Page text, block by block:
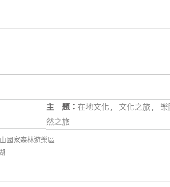
主 題： 在地文化, 文化之旅,
然之旅
國家森林遊樂區